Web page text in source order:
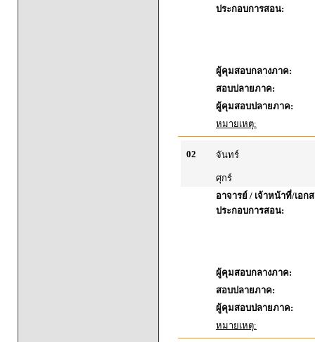
ประกอบการสอน:
ผู้คุมสอบกลางภาค:
สอบปลายภาค:
ผู้คุมสอบปลายภาค:
หมายเหตุ:
02 จันทร์
ศุกร์
อาจารย์ / เจ้าหน้าที่/เอก
ประกอบการสอน:
ผู้คุมสอบกลางภาค:
สอบปลายภาค:
ผู้คุมสอบปลายภาค:
หมายเหตุ: